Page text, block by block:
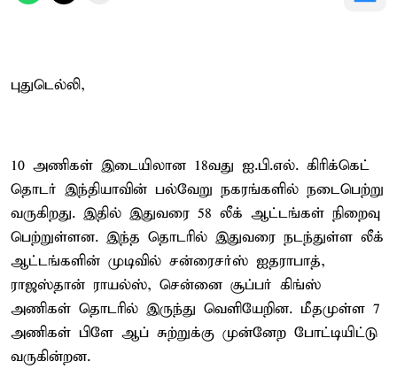
புதுடெல்லி,
10 அணிகள் இடையிலான 18வது ஐ.பி.எல். கிரிக்கெட்
தொடர் இந்தியாவின் பல்வேறு நகரங்களில் நடைபெற்று
வருகிறது. இதில் இதுவரை 58 லீக் ஆட்டங்கள் நிறைவு
பெற்றுள்ளன. இந்த தொடரில் இதுவரை நடந்துள்ள லீக்
ஆட்டங்களின் முடிவில் சன்ரைசர்ஸ் ஐதராபாத்,
ராஜஸ்தான் ராயல்ஸ், சென்னை சூப்பர் கிங்ஸ்
அணிகள் தொடரில் இருந்து வெளியேறின. மீதமுள்ள 7
அணிகள் பிளே ஆப் சுற்றுக்கு முன்னேற போட்டியிட்டு
வருகின்றன.